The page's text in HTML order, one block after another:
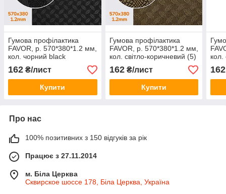
Гумова профілактика
FAVOR, р. 570*380*1.2 мм,
кол. чорний black
162 ₴/лист
Купити
Гумова профілактика
FAVOR, р. 570*380*1.2 мм,
кол. світло-коричневий (5)
khaki
162₴/лист
Купити
кол.
162
Про нас
100% позитивних з 150 відгуків за рік
Працює з 27.11.2014
м. Біла Церква
Сквирское шоссе 178, Біла Церква, Україна